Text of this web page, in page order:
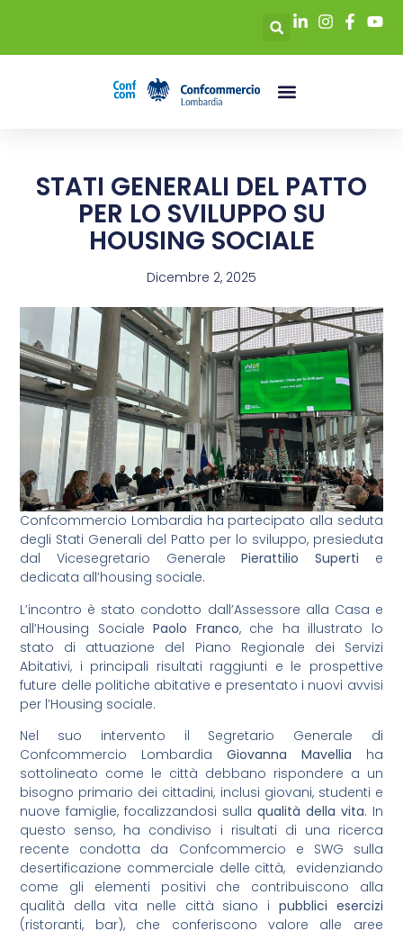
STATI GENERALI DEL PATTO
PER LO SVILUPPO SU
HOUSING SOCIALE
Dicembre 2, 2025
Confcommercio Lombardia ha partecipato alla seduta
degli Stati Generali del Patto per lo sviluppo, presieduta
dal Vicesegretario GeneralePierattilio Superti e
dedicata all’housing sociale.
L’incontro è stato condotto dall’Assessore alla Casa e
all’Housing SocialePaolo Franco, che ha illustrato lo
stato di attuazione del Piano Regionale dei Servizi
Abitativi, i principali risultati raggiunti e le prospettive
future delle politiche abitative e presentato i nuovi avvisi
per l’Housing sociale.
Nel suo intervento il Segretario Generale di
Confcommercio Lombardia Giovanna Mavellia ha
sottolineato come le città debbano rispondere a un
bisogno primario dei cittadini, inclusi giovani, studenti e
nuove famiglie, focalizzandosi sulla qualità della vita. In
questo senso, ha condiviso i risultati di una ricerca
recente condotta da Confcommercio e SWG sulla
desertificazione commerciale delle città, evidenziando
come gli elementi positivi che contribuiscono alla
qualità della vita nelle città siano i pubblici esercizi
(ristoranti, bar), che conferiscono valore alle aree